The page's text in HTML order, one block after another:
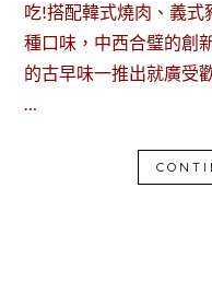
吃!搭配韓式燒肉、義式
種口味，中西合璧的創
的古早味一推出就廣受
…